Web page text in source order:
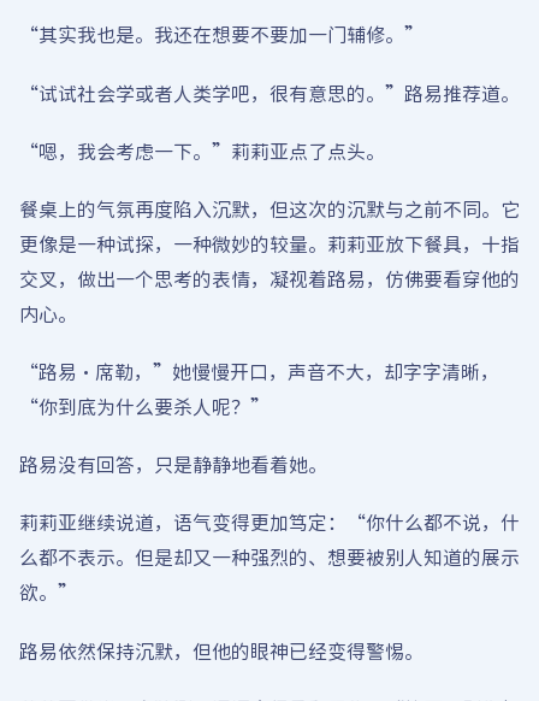
“其实我也是。我还在想要不要加一门辅修。”
“试试社会学或者人类学吧，很有意思的。”路易推荐道。
“嗯，我会考虑一下。”莉莉亚点了点头。
餐桌上的气氛再度陷入沉默，但这次的沉默与之前不同。它
更像是一种试探，一种微妙的较量。莉莉亚放下餐具，十指
交叉，做出一个思考的表情，凝视着路易，仿佛要看穿他的
内心。
“路易·席勒，”她慢慢开口，声音不大，却字字清晰，
“你到底为什么要杀人呢？”
路易没有回答，只是静静地看着她。
莉莉亚继续说道，语气变得更加笃定：“你什么都不说，什
么都不表示。但是却又一种强烈的、想要被别人知道的展示
欲。”
路易依然保持沉默，但他的眼神已经变得警惕。